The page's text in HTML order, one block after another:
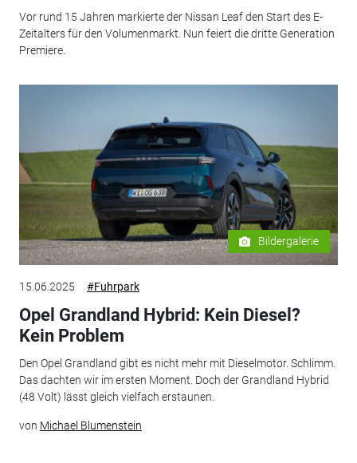
Vor rund 15 Jahren markierte der Nissan Leaf den Start des E-
Zeitalters für den Volumenmarkt. Nun feiert die dritte Generation
Premiere.
Bildergalerie
15.06.2025 #Fuhrpark
Opel Grandland Hybrid: Kein Diesel?
Kein Problem
Den Opel Grandland gibt es nicht mehr mit Dieselmotor. Schlimm.
Das dachten wir im ersten Moment. Doch der Grandland Hybrid
(48 Volt) lässt gleich vielfach erstaunen.
von Michael Blumenstein